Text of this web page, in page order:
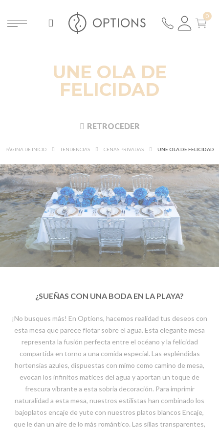
UNE OLA DE
FELICIDAD
RETROCEDER
PÁGINA DE INICIO TENDENCIAS CENAS PRIVADAS UNE OLA DE FELICIDAD
¿SUEÑAS CON UNA BODA EN LA PLAYA?
¡No busques más! En Options, hacemos realidad tus deseos con
esta mesa que parece flotar sobre el agua. Esta elegante mesa
representa la fusión perfecta entre el océano y la felicidad
compartida en torno a una comida especial. Las espléndidas
hortensias azules, dispuestas con mimo como camino de mesa,
evocan los infinitos matices del agua y aportan un toque de
frescura vibrante a esta sobria decoración. Para imprimir
naturalidad a esta mesa, nuestros estilistas han combinado los
bajoplatos encaje de yute con nuestros platos blancos Encaje,
que le dan un aire de lo más romántico. Las sillas transparentes,